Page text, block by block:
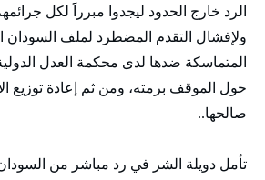
الرد خارج الحدود ليجدوا مبرراََ لكل
ولإفشال التقدم المضطرد لملف السودان
المتماسكة ضدها لدى محكمة العدل
حول الموقف برمته، ومن ثم إعادة توزيع
صالحها..
تأمل دويلة الشر في رد مباشر من